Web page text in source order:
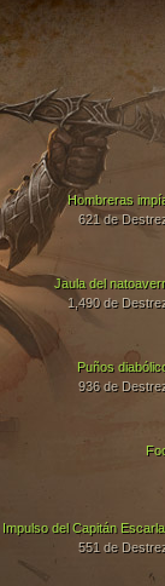
Jaula del
1,490 de
Puños
936 de
Hombreras
621 de
Impulso del Capitán
551 de